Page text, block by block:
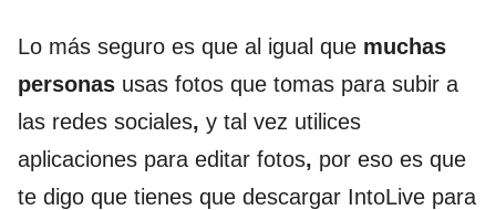
Lo más seguro es que al igual que muchas
personas usas fotos que tomas para subir a
las redes sociales, y tal vez utilices
aplicaciones para editar fotos, por eso es que
te digo que tienes que descargar IntoLive para